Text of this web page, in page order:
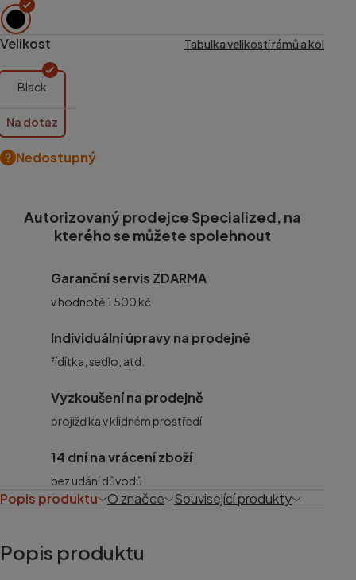
Velikost Tabulka velikostí rámů a kol
Black
Na dotaz
Nedostupný
Autorizovaný prodejce Specialized, na
kterého se můžete spolehnout
Garanční servis ZDARMA
v hodnotě 1 500 kč
Individuální úpravy na prodejně
řídítka, sedlo, atd.
Vyzkoušení na prodejně
projižďka v klidném prostředí
14 dní na vrácení zboží
bez udání důvodů
Popis produktu O značce Související produkty
Popis produktu